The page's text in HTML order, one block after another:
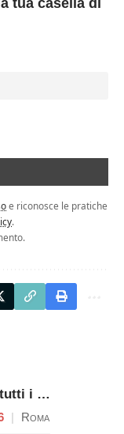
tua casella di
e riconosce le pratiche
.
Terrazza Tevere, tutti i concerti dal 3 al 9 agosto
| Roma